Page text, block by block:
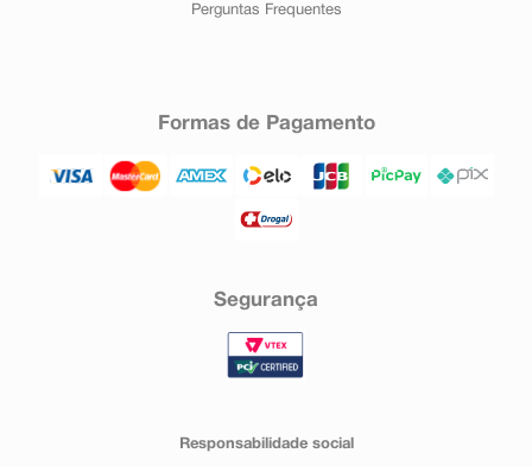
Perguntas Frequentes
Formas de Pagamento
Segurança
Responsabilidade social